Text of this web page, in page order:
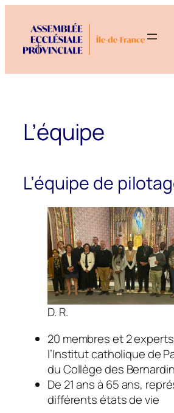
contenu
L’équipe
L’équipe de
D. R.
20 membres et 2
l’Institut catholique de
du Collège des
De 21 ans à 65 ans,
différents états de vie